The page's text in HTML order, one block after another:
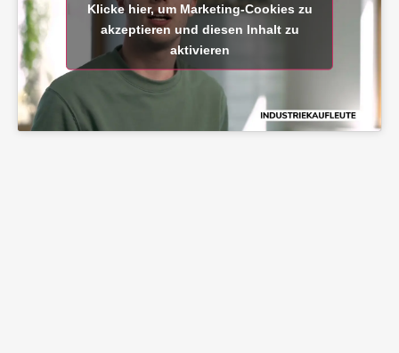
Klicke hier, um Marketing-Cookies zu
akzeptieren und diesen Inhalt zu
aktivieren